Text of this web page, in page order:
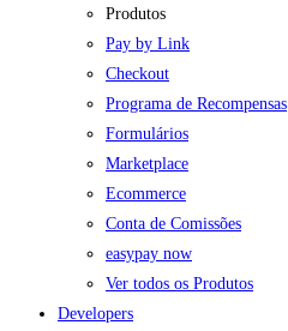
Produtos
Pay by Link
Checkout
Programa de Recompensas
Formulários
Marketplace
Ecommerce
Conta de Comissões
easypay now
Ver todos os Produtos
Developers